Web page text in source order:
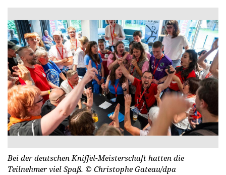
Bei der deutschen Kniffel-Meisterschaft hatten die
Teilnehmer viel Spaß. © Christophe Gateau/dpa